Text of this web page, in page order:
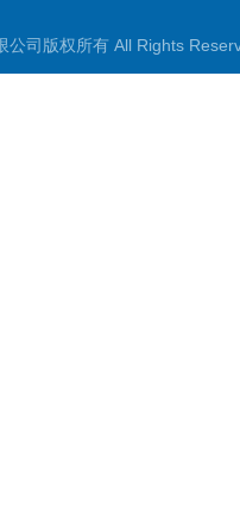
公司版权所有 All Rights